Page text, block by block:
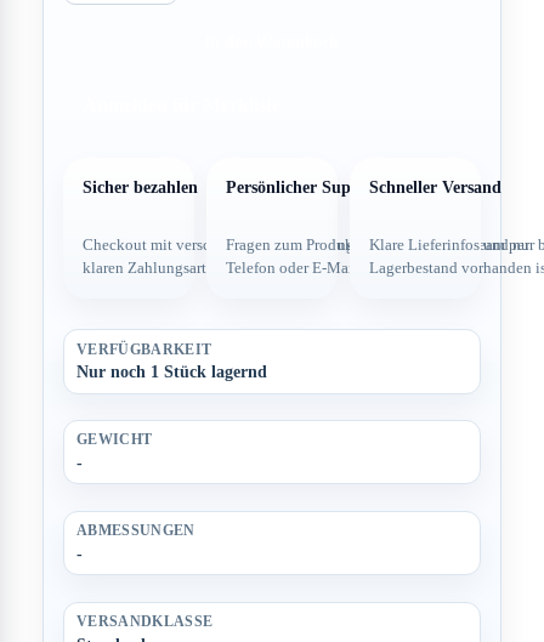
Sicher bezahlen
Checkout mit verschlüsselter Verbindung und
klaren Zahlungsarten.
Persönlicher Support
Fragen zum Produkt direkt über dein Team per
Telefon oder E-Mail.
Schneller Versand
Klare Lieferinfos und nur
Lagerbestand vorhanden
VERFÜGBARKEIT
Nur noch 1 Stück lagernd
GEWICHT
-
ABMESSUNGEN
-
VERSANDKLASSE